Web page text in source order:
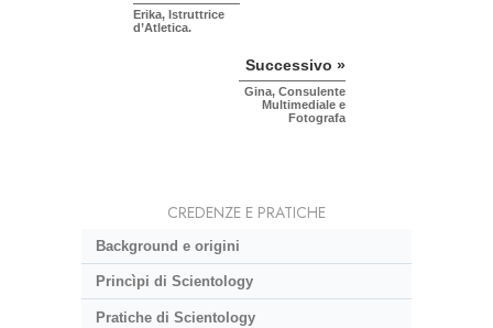
Erika, Istruttrice
d’Atletica.
Successivo »
Gina, Consulente
Multimediale e
Fotografa
CREDENZE E PRATICHE
Background e origini
Princìpi di Scientology
Pratiche di Scientology